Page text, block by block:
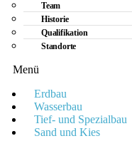
Team
Historie
Qualifikation
Standorte
Menü
Erdbau
Wasserbau
Tief- und Spezialbau
Sand und Kies